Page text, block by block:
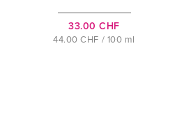
33.00 CHF
44.00 CHF / 100 ml